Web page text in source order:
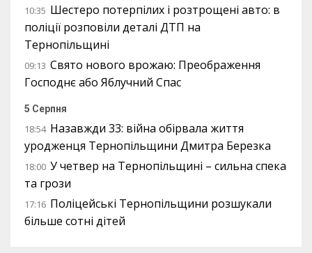
10:35 Шестеро потерпілих і розтрощені авто: в
поліції розповіли деталі ДТП на
Тернопільщині
09:13 Свято нового врожаю: Преображення
Господнє або Яблучний Спас
5 Серпня
18:54 Назавжди 33: війна обірвала життя
уродженця Тернопільщини Дмитра Березка
18:00 У четвер на Тернопільщині – сильна спека
та грози
17:16 Поліцейські Тернопільщини розшукали
більше сотні дітей